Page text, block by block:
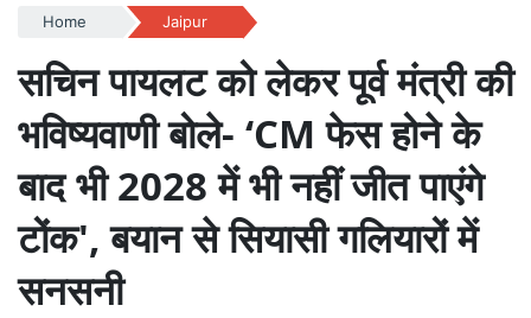
Home Jaipur
सचिन पायलट को लेकर पूर्व मंत्री की
भविष्यवाणी बोले- ‘CM फेस होने के
बाद भी 2028 में भी नहीं जीत पाएंगे
टोंक', बयान से सियासी गलियारों में
सनसनी